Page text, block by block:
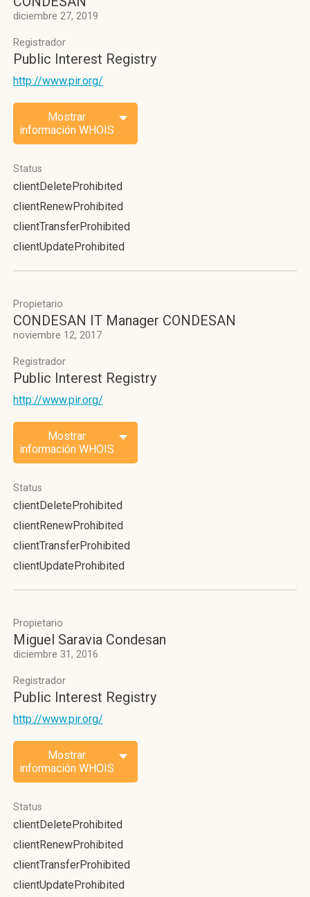
diciembre 27, 2019
Registrador
Public Interest Registry
http://www.pir.org/
Mostrar
información WHOIS
Status
clientDeleteProhibited
clientRenewProhibited
clientTransferProhibited
clientUpdateProhibited
Propietario
CONDESAN IT Manager CONDESAN
noviembre 12, 2017
Registrador
Public Interest Registry
http://www.pir.org/
Mostrar
información WHOIS
Status
clientDeleteProhibited
clientRenewProhibited
clientTransferProhibited
clientUpdateProhibited
Propietario
Miguel Saravia Condesan
diciembre 31, 2016
Registrador
Public Interest Registry
http://www.pir.org/
Mostrar
información WHOIS
Status
clientDeleteProhibited
clientRenewProhibited
clientTransferProhibited
clientUpdateProhibited